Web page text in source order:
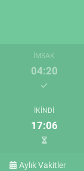
İMSAK
04:20
İKINDI
17:06
Aylık Vakitler